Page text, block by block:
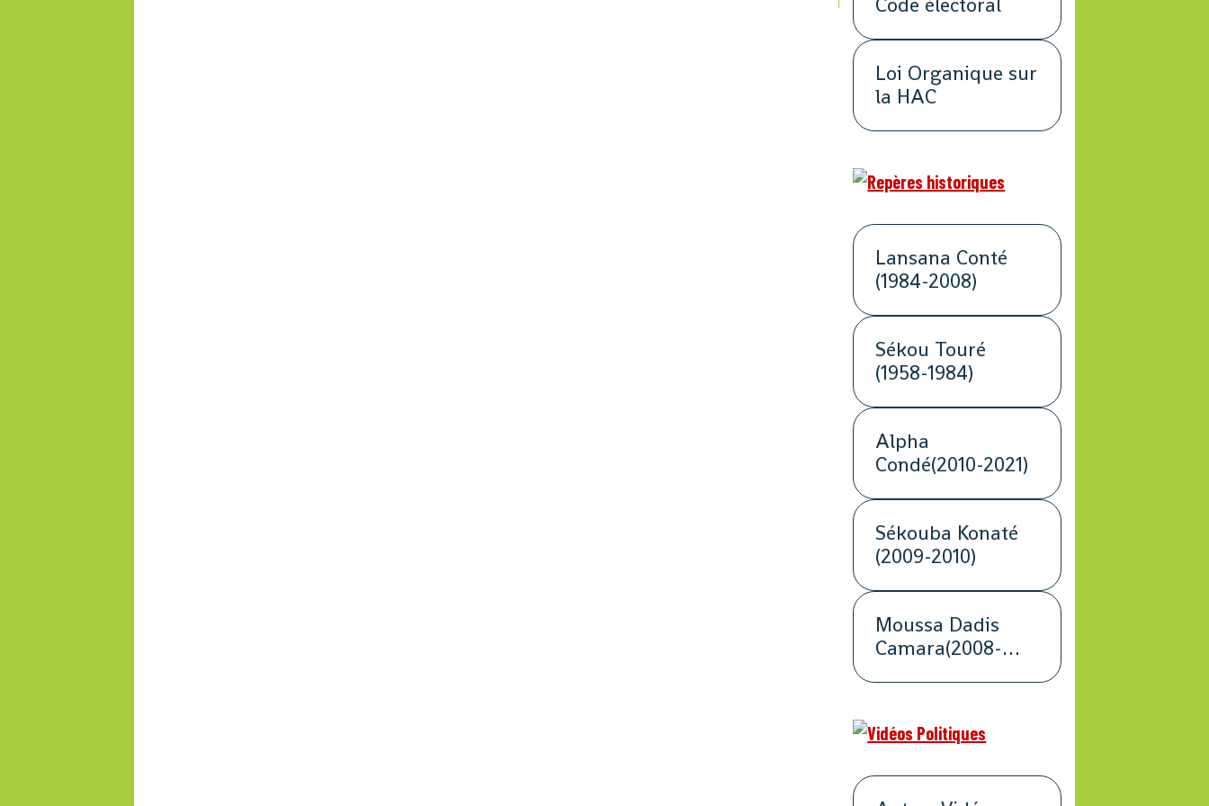
Loi Organique sur
la HAC
Lansana Conté
(1984-2008)
Sékou Touré
(1958-1984)
Alpha
Condé(2010-2021)
Sékouba Konaté
(2009-2010)
Moussa Dadis
Camara(2008-